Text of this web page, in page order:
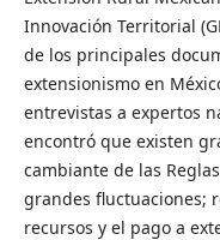
Innovación Territorial
de los principales
extensionismo en
entrevistas a expertos
encontró que existen
cambiante de las
grandes fluctuaciones;
recursos y el pago a